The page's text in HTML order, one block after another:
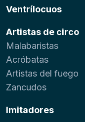
Ventrílocuos
Artistas de circo
Malabaristas
Acróbatas
Artistas del fuego
Zancudos
Imitadores